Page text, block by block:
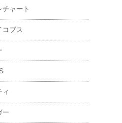
ャート
コブス
ー